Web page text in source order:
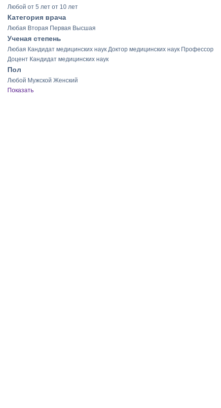
Любой от 5 лет от 10 лет
Категория врача
Любая Вторая Первая Высшая
Ученая степень
Любая Кандидат медицинских наук Доктор медицинских наук Профессор
Доцент Кандидат медицинских наук
Пол
Любой Мужской Женский
Показать